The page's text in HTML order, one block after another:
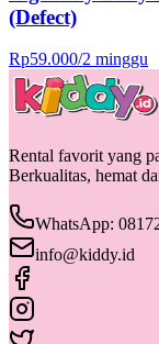
(Defect)
Rp59.000/2 minggu
Rental favorit yang
Berkualitas, hemat
WhatsApp:
info@kiddy.id